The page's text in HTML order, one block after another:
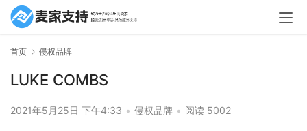
首页 侵权品牌
LUKE COMBS
2021年5月25日 下午4:33 • 侵权品牌 • 阅读 5002